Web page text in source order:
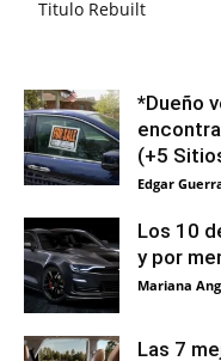
Titulo Rebuilt
*Dueño
(+5
Edgar
Los 10
y por
Mariana
Las 7